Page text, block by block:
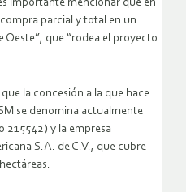
importante mencionar que en
parcial y total en un
que “rodea el proyecto
la concesión a la que hace
se denomina actualmente
215542) y la empresa
S.A. de C.V., que cubre